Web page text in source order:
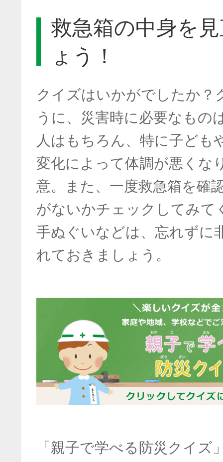
救急箱の中身を
ょう！
クイズはいかがでしたか？
うに、災害時に必要なもの
人はもちろん、特に子ども
変化によって体調が悪くな
意。また、一度救急箱を確
がないかチェックしてみて
手ぬぐいなどは、忘れずに
れておきましょう。
「親子で学べる防災クイズ